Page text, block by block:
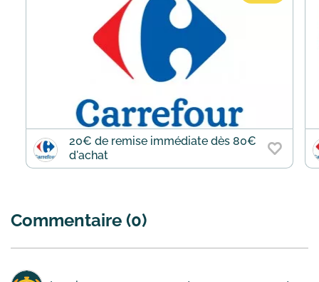
20€ de remise immédiate dès 80€
d'achat
Commentaire (0)